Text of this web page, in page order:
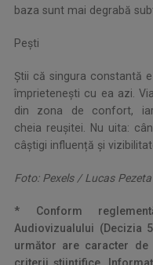
baza sunt mai degrabă
Pești
Știi că singura constantă
împrietenești cu ea azi.
din zona de confort,
cheia reușitei. Nu uita:
câștigi influență și
Foto: Pexels / Lucas Pezeta
* Conform
Audiovizualului (Decizia
următor are caracter
criterii științifice.